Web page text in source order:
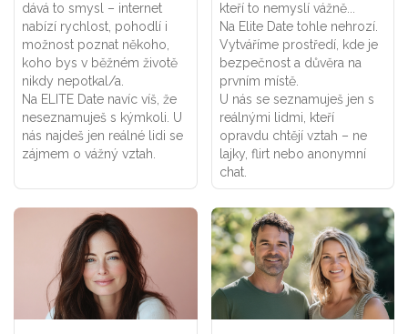
dává to smysl – internet
nabízí rychlost, pohodlí i
možnost poznat někoho,
koho bys v běžném životě
nikdy nepotkal/a.
Na ELITE Date navíc víš, že
neseznamuješ s kýmkoli. U
nás najdeš jen reálné lidi se
zájmem o vážný vztah.
kteří to nemyslí vážně...
Na Elite Date tohle nehrozí.
Vytváříme prostředí, kde je
bezpečnost a důvěra na
prvním místě.
U nás se seznamuješ jen s
reálnými lidmi, kteří
opravdu chtějí vztah – ne
lajky, flirt nebo anonymní
chat.